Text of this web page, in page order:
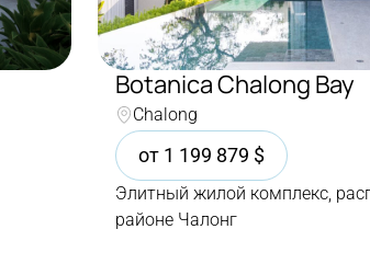
Botanica Chalong Bay
Chalong
от 1 199 879 $
Элитный жилой комплекс,
районе Чалонг